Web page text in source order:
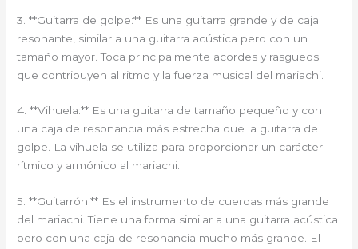
3. **Guitarra de golpe:** Es una guitarra grande y de caja
resonante, similar a una guitarra acústica pero con un
tamaño mayor. Toca principalmente acordes y rasgueos
que contribuyen al ritmo y la fuerza musical del mariachi.
4. **Vihuela:** Es una guitarra de tamaño pequeño y con
una caja de resonancia más estrecha que la guitarra de
golpe. La vihuela se utiliza para proporcionar un carácter
rítmico y armónico al mariachi.
5. **Guitarrón:** Es el instrumento de cuerdas más grande
del mariachi. Tiene una forma similar a una guitarra acústica
pero con una caja de resonancia mucho más grande. El